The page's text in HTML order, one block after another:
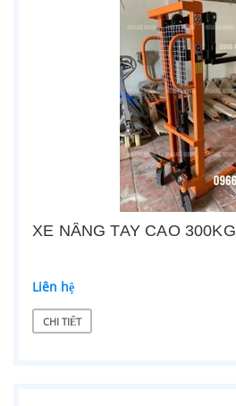
XE NÂNG TAY CAO 300KG
Liên hệ
CHI TIẾT